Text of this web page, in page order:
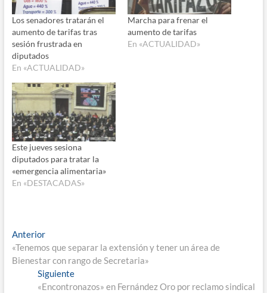
Los senadores tratarán el
aumento de tarifas tras
sesión frustrada en
diputados
En «ACTUALIDAD»
Marcha para frenar el
aumento de tarifas
En «ACTUALIDAD»
Este jueves sesiona
diputados para tratar la
«emergencia alimentaria»
En «DESTACADAS»
Navegación
de
entradas
AnteriorEntrada
anterior:
«Tenemos que separar la extensión y tener un área de
Bienestar con rango de Secretaria»
SiguienteEntrada
siguiente:
«Encontronazos» en Fernández Oro por reclamo sindical